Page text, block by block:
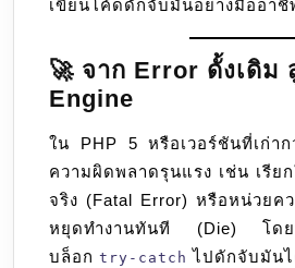
เขียนโค้ดดักจับมันอย่างมืออาชี
🚀 จาก Error ดั้งเดิม
Engine
ใน PHP 5 หรือเวอร์ชันที่เก่า
ความผิดพลาดรุนแรง เช่น เรีย
จริง (Fatal Error) หรือหน่วยค
หยุดทำงานทันที (Die) โดยที่
บล็อก try-catch ไปดักจับมัน